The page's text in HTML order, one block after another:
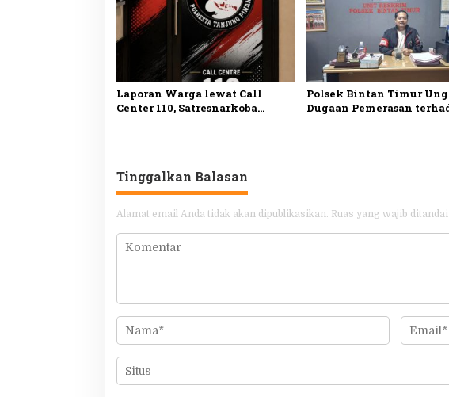
Laporan Warga lewat Call
Center 110, Satresnarkoba
Polsek Bintan Timur
Dugaan Pemerasan
Tinggalkan Balasan
Alamat email Anda tidak akan dipublikasikan. Ruas yang wajib ditandai